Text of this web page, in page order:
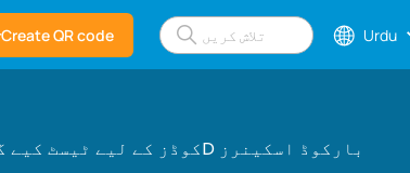
Create QR code Urdu
GS1 ڈیجیٹل لنک QR کوڈز کے لیے ٹیسٹ کیے گئے بہترین 2D بارکوڈ اسکینرز